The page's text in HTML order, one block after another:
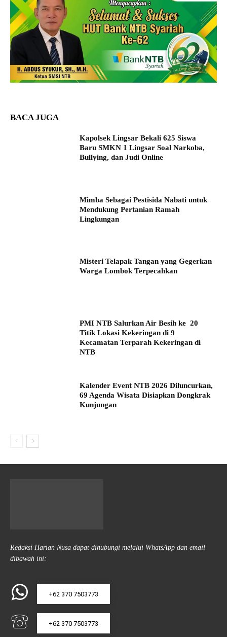
BACA JUGA
Kapolsek Lingsar Bekali 625 Siswa
Baru SMKN 1 Lingsar Soal Narkoba,
Bullying, dan Judi Online
Mimba Sebagai Pestisida Nabati untuk
Mendukung Pertanian Ramah
Lingkungan
Misteri Telapak Tangan yang Gegerkan
Warga Lombok Terpecahkan
PMI NTB Salurkan Air Besih ke 20
Titik Lokasi Kekeringan di 9
Kecamatan Terparah Kekeringan di
NTB
Kalender Event NTB 2026 Diluncurkan,
69 Agenda Wisata Disiapkan Dongkrak
Kunjungan
Redaksi Harian Nusa dapat dihubungi melalui WhatsApp dan email
dibawah ini:
+62 370 7503773
+62 370 7503773